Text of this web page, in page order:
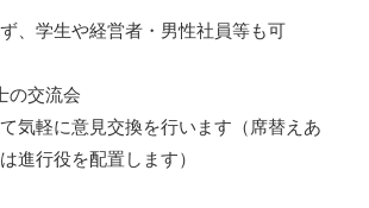
、学生や経営者・男性社員等も可
の交流会
気軽に意見交換を行います（席替えあ
進行役を配置します）